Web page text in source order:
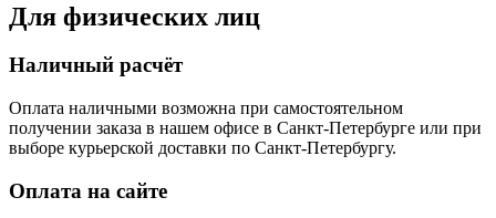
Для физических лиц
Наличный расчёт
Оплата наличными возможна при самостоятельном
получении заказа в нашем офисе в Санкт-Петербурге или при
выборе курьерской доставки по Санкт-Петербургу.
Оплата на сайте